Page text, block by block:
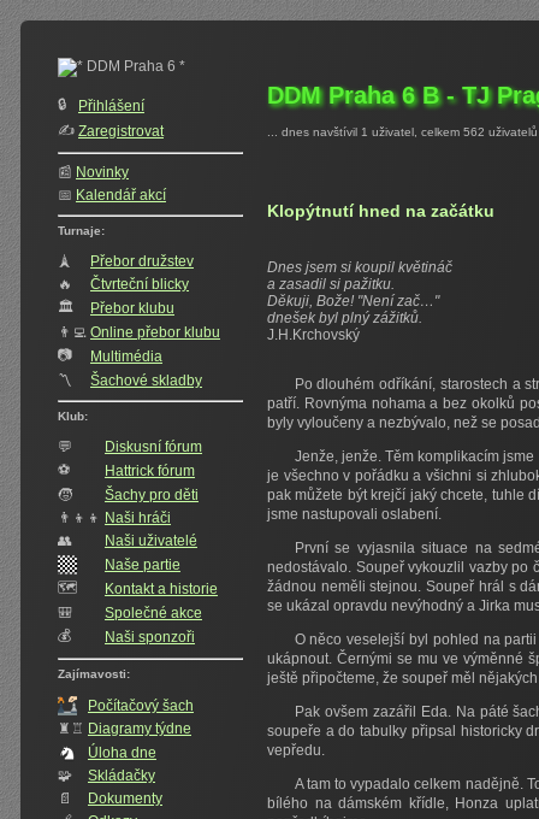
🔒
Přihlášení
✍️‍ Zaregistrovat
📰 Novinky
📅 Kalendář akcí
Turnaje:
🗼
Přebor družstev
🔥
Čtvrteční blicky
🏛
Přebor klubu
👨‍💻 Online přebor klubu
📷
Multimédia
〽️
Šachové skladby
Klub:
💬
Diskusní fórum
⚽
Hattrick fórum
🧒
Šachy pro děti
👨‍👦‍👦 Naši hráči
👥️
Naši uživatelé
Naše partie
🗺️
Kontakt a historie
🎒
Společné akce
💰
Naši sponzoři
Zajímavosti:
Počítačový šach
♜♖ Diagramy týdne
Úloha dne
🧩
Skládačky
📄
Dokumenty
DDM Praha 6 B - TJ
... dnes navštívil 1 uživatel, celkem 562 uživatelů
Klopýtnutí hned na začátku
Dnes jsem si koupil květináč
a zasadil si pažitku.
Děkuji, Bože! "Není zač…"
dnešek byl plný zážitků.
J.H.Krchovský
Po dlouhém odříkání, starostech a
patří. Rovnýma nohama a bez okolků
byly vyloučeny a nezbývalo, než se
Jenže, jenže. Těm komplikacím
je všechno v pořádku a všichni si
pak můžete být krejčí jaký chcete, tuhle
jsme nastupovali oslabení.
První se vyjasnila situace na
nedostávalo. Soupeř vykouzlil vazby po
žádnou neměli stejnou. Soupeř hrál s
se ukázal opravdu nevýhodný a Jirka
O něco veselejší byl pohled na
ukápnout. Černými se mu ve výměnné
ještě připočteme, že soupeř měl
Pak ovšem zazářil Eda. Na páté
soupeře a do tabulky připsal historicky
vepředu.
A tam to vypadalo celkem nadějně.
bílého na dámském křídle, Honza